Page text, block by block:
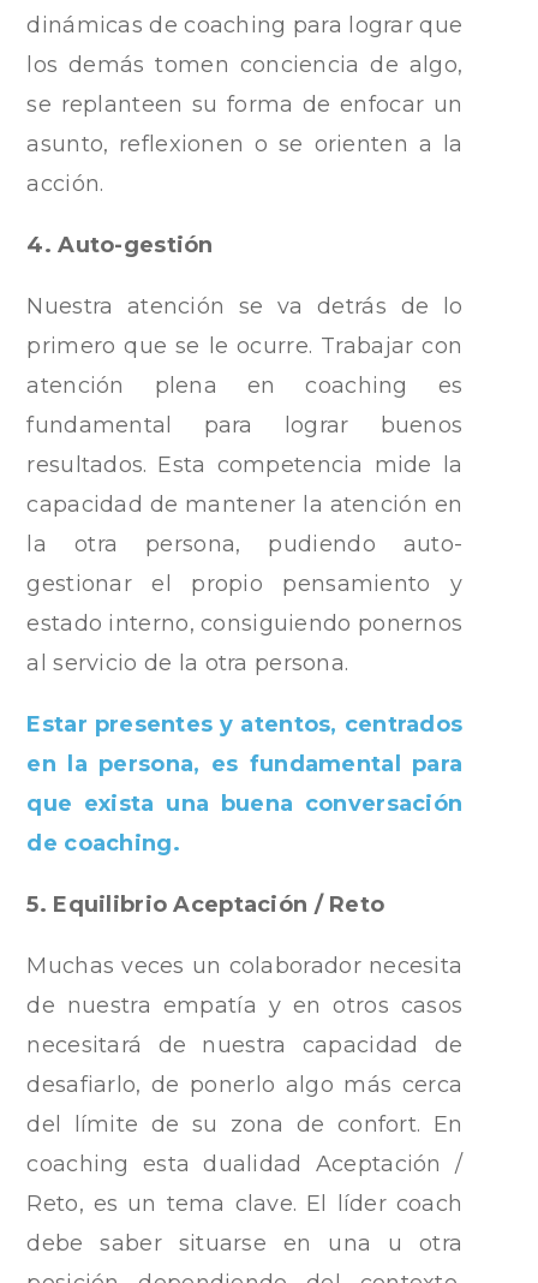
dinámicas de coaching para lograr que
los demás tomen conciencia de algo,
se replanteen su forma de enfocar un
asunto, reflexionen o se orienten a la
acción.
4. Auto-gestión
Nuestra atención se va detrás de lo
primero que se le ocurre. Trabajar con
atención plena en coaching es
fundamental para lograr buenos
resultados. Esta competencia mide la
capacidad de mantener la atención en
la otra persona, pudiendo auto-
gestionar el propio pensamiento y
estado interno, consiguiendo ponernos
al servicio de la otra persona.
Estar presentes y atentos, centrados
en la persona, es fundamental para
que exista una buena conversación
de coaching.
5. Equilibrio Aceptación / Reto
Muchas veces un colaborador necesita
de nuestra empatía y en otros casos
necesitará de nuestra capacidad de
desafiarlo, de ponerlo algo más cerca
del límite de su zona de confort. En
coaching esta dualidad Aceptación /
Reto, es un tema clave. El líder coach
debe saber situarse en una u otra